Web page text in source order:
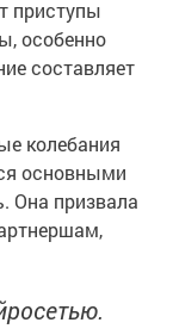
приступы
особенно
составляет
колебания
основными
Она призвала